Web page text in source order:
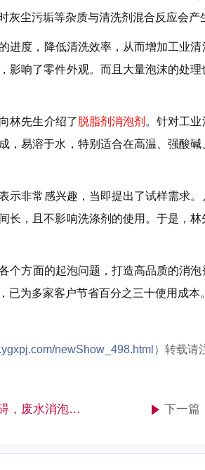
灰尘污垢等杂质与清洗剂混合反应会产
进度，降低清洗效率，从而增加工业
影响了零件外观。而且大量泡沫的处
林先生介绍了脱脂剂消泡剂 。针对工
，易溶于水，特别适合在高温、强酸
示非常感兴趣，当即提出了试样需求
长，且不影响洗涤剂的使用。于是，
个方面的起泡问题，打造高品质的消
已为多家客户节省百分之三十使用成本
newShow_498.html） 转载请
清除废水中的泡沫障碍，废水消泡剂的工作原理解析 下一篇